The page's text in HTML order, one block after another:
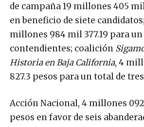
de campaña 19 millones 405
en beneficio de siete
millones 984 mil 377.19 para
contendientes; coalición
Historia en Baja California, 4
827.3 pesos para un total de
Acción Nacional, 4 millones
pesos en favor de seis